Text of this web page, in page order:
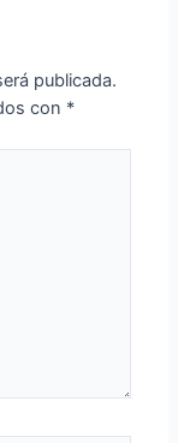
publicada.
con *